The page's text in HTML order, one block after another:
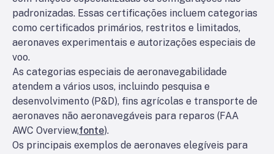
padronizadas. Essas certificações incluem categorias
como certificados primários, restritos e limitados,
aeronaves experimentais e autorizações especiais de
voo.
As categorias especiais de aeronavegabilidade
atendem a vários usos, incluindo pesquisa e
desenvolvimento (P&D), fins agrícolas e transporte de
aeronaves não aeronavegáveis para reparos (FAA
AWC Overview,fonte).
Os principais exemplos de aeronaves elegíveis para